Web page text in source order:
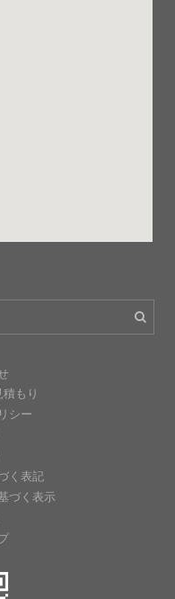
もり
シー
く表記
づく表示